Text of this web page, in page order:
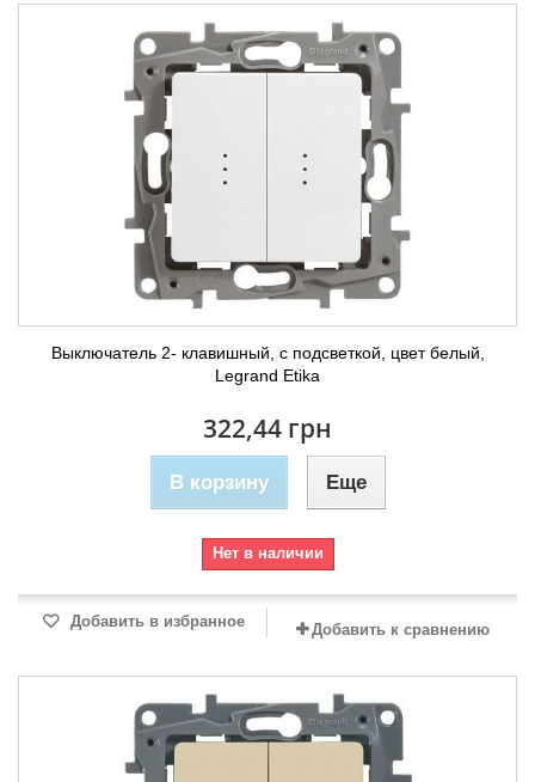
Выключатель 2- клавишный, с подсветкой, цвет белый,
Legrand Etika
322,44 грн
В корзину Еще
Нет в наличии
Добавить в избранное Добавить к сравнению